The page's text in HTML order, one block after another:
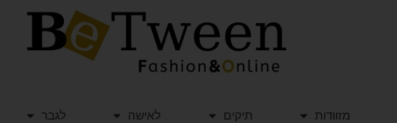
מזוודות תיקים לאישה לגבר